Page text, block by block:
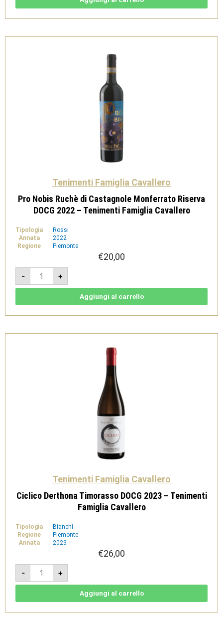
-
Cavallero
Tenimenti Famiglia Cavallero
Pro Nobis Ruchè di Castagnole Monferrato Riserva
DOCG 2022 – Tenimenti Famiglia Cavallero
Tipologia
Rossi
Annata
2022
Regione
Piemonte
€20,00
-
Pro
Nobis
Ruchè
di
DOCG
Tenimenti
+
Aggiungi al carrello
Tenimenti Famiglia Cavallero
Ciclico Derthona Timorasso DOCG 2023 – Tenimenti
Famiglia Cavallero
Tipologia
Bianchi
Regione
Piemonte
Annata
2023
€26,00
-
Ciclico
Derthona
Timorasso
DOCG
Famiglia
+
Aggiungi al carrello